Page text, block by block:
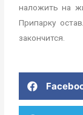
наложить на
Припарку
закончится.